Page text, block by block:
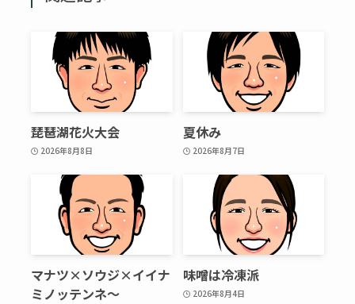
琵琶湖花火大会
2026年8月8日
夏休み
2026年8月7日
マナツ×ソウジ×イイナ
ミノッテンネ～
味噌は冷凍派
2026年8月4日